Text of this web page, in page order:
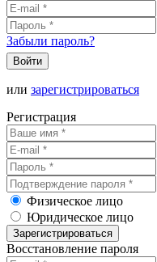
Забыли пароль?
Войти
или зарегистрироваться
Регистрация
Физическое лицо
Юридическое лицо
Зарегистрироваться
Восстановление пароля